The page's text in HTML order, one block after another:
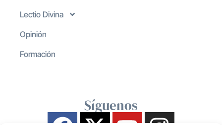
Lectio Divina
Opinión
Formación
Síguenos